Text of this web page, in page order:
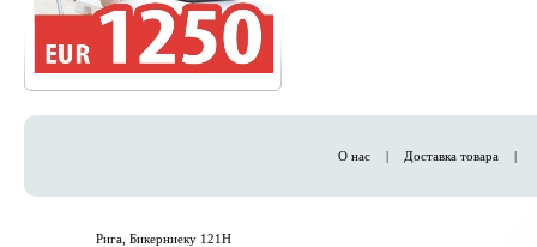
О нас | Доставка товара |
Рига, Бикерниеку 121H